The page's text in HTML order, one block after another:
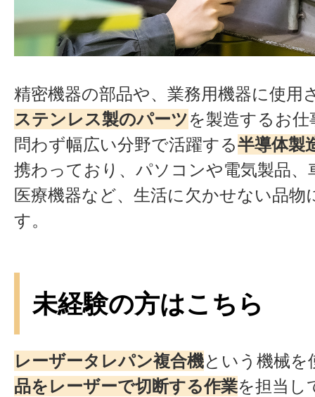
精密機器の部品や、業務用機器に使用
ステンレス製のパーツを製造するお
問わず幅広い分野で活躍する半導体製
携わっており、パソコンや電気製品、
医療機器など、生活に欠かせない品物
す。
未経験の方はこちら
レーザータレパン複合機という機械を
品をレーザーで切断する作業を担当し